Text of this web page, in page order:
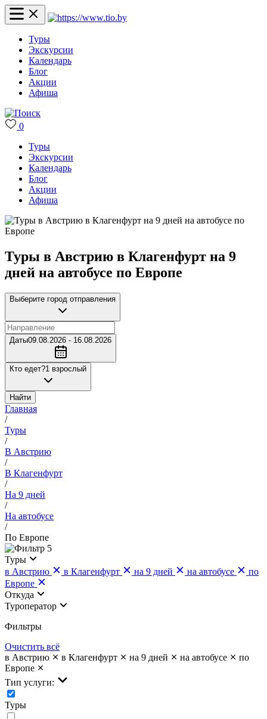
Туры
Экскурсии
Календарь
Блог
Акции
Афиша
0
Туры
Экскурсии
Календарь
Блог
Акции
Афиша
Туры в Австрию в Клагенфурт на 9
дней на автобусе по Европе
Выберите город отправления
Даты09.08.2026 - 16.08.2026
Кто едет?1 взрослый
Найти
Главная
/
Туры
/
В Австрию
/
В Клагенфурт
/
На 9 дней
/
На автобусе
/
По Европе
5
Туры
в Австрию
в Клагенфурт на 9 дней на автобусе
по
Европе
Откуда
Туроператор
Фильтры
Очистить всё
в Австрию
в Клагенфурт на 9 дней на автобусе
по
Европе
Тип услуги:
Туры